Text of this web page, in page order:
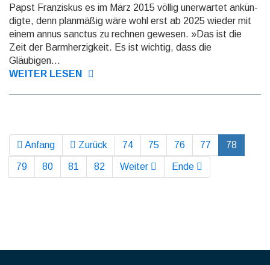
Papst Franzis­kus es im März 2015 völlig uner­wartet ankün­
digte, denn planmäßig wäre wohl erst ab 2025 wieder mit
einem annus sanctus zu rechnen gewesen. »Das ist die
Zeit der Barm­herzig­keit. Es ist wichtig, dass die
Gläubigen...
WEITER LESEN
Anfang Zurück 74 75 76 77 78
79 80 81 82 Weiter Ende